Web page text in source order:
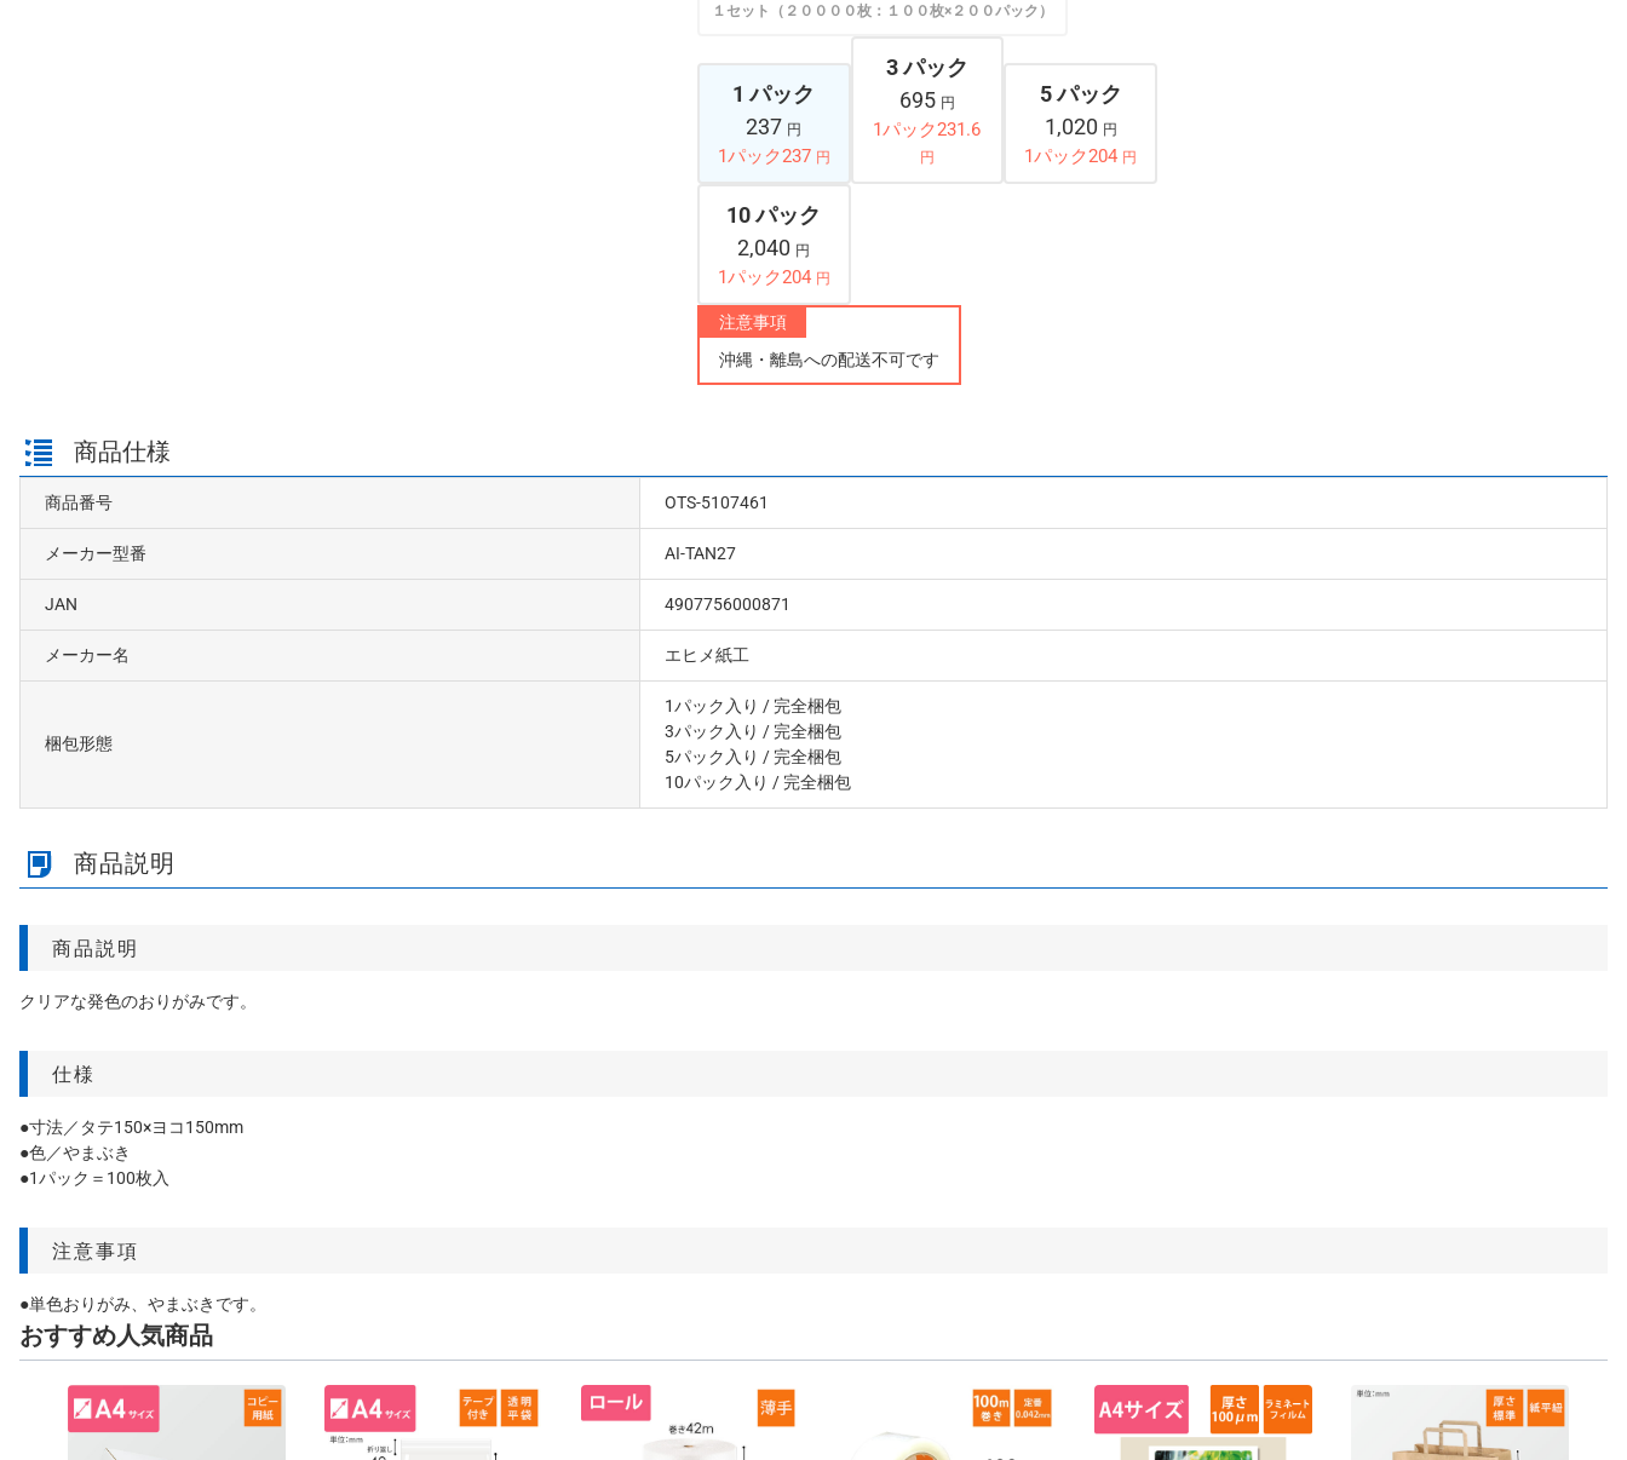
１セット（２００００枚：１００枚×２００パック）
1 パック
237 円
1パック237 円
3 パック
695 円
1パック231.6
円
5 パック
1,020 円
1パック204 円
10 パック
2,040 円
1パック204 円
注意事項
沖縄・離島への配送不可です
商品仕様
商品番号 OTS-5107461
メーカー型番 AI-TAN27
JAN 4907756000871
メーカー名 エヒメ紙工
梱包形態
1パック入り / 完全梱包
3パック入り / 完全梱包
5パック入り / 完全梱包
10パック入り / 完全梱包
商品説明
商品説明
クリアな発色のおりがみです。
仕様
●寸法／タテ150×ヨコ150mm
●色／やまぶき
●1パック＝100枚入
注意事項
●単色おりがみ、やまぶきです。
おすすめ人気商品